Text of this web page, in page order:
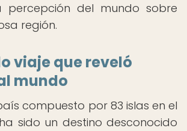
percepción del mundo sobre
región.
viaje que reveló
mundo
compuesto por 83 islas en el
sido un destino desconocido